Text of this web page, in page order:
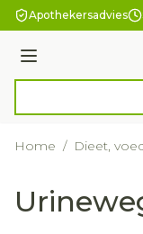
Ga naar de inhoud
Apothekersadvies
Menu
Home / Dieet,